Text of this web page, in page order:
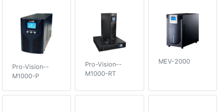
Pro-Vision--
M1000-P
Pro-Vision--
M1000-RT
MEV-2000